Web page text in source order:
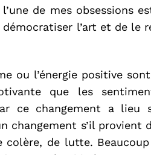
de mes obsessions
l’art et de le
ou l’énergie positive
que les
ce changement a lieu
changement s’il provient
colère, de lutte.